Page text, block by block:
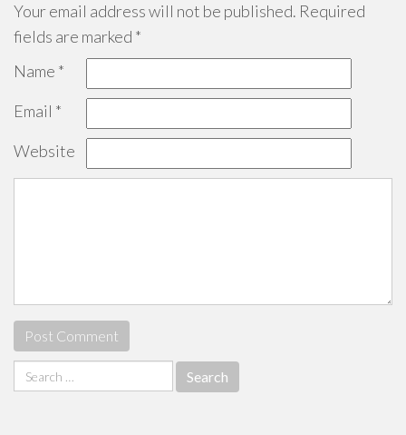
Your email address will not be published. Required
fields are marked *
Name *
Email *
Website
Search
for: